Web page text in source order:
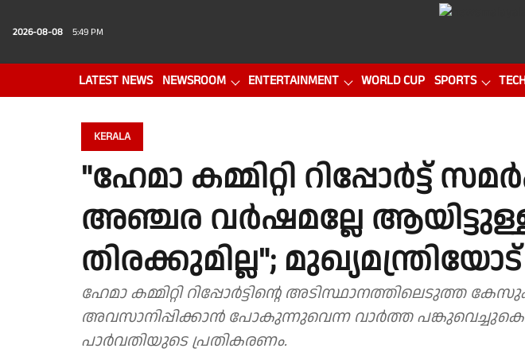
2026-08-08 5:49 PM
LATEST NEWS NEWSROOM ENTERTAINMENT WORLD CUP SPORTS
KERALA
"ഹേമാ കമ്മിറ്റി റിപ്പോർട്ട്
അഞ്ചര വർഷമല്ലേ
തിരക്കുമില്ല";
ഹേമാ കമ്മിറ്റി റിപ്പോർട്ടിന്റെ അടിസ്ഥാനത്തിലെടുത്ത
അവസാനിപ്പിക്കാന്‍ പോകുന്നുവെന്ന വാർത്ത
പാർവതിയുടെ പ്രതികരണം.